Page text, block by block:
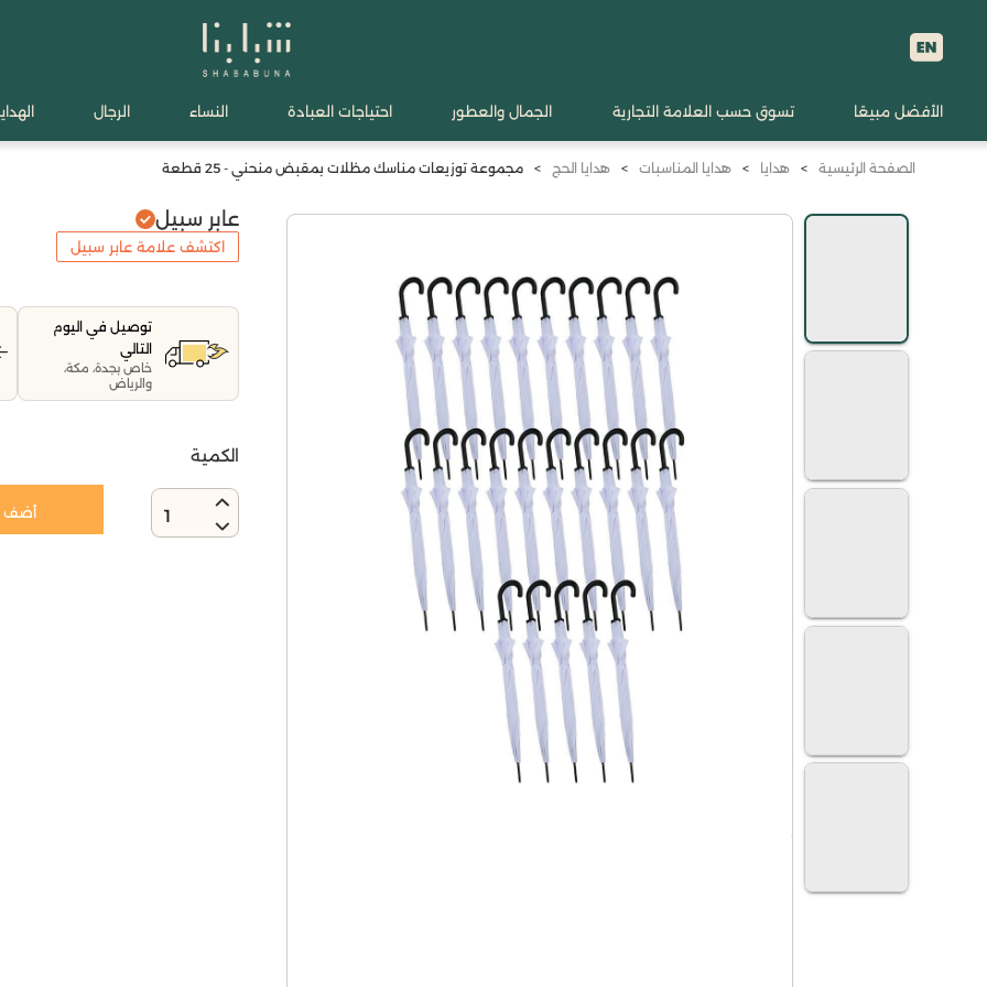
الأفضل مبيعًا تسوق حسب العلامة التجارية الجمال والعطور احتياجات العبادة النساء الرجال
الصفحة الرئيسية > هدايا > هدايا المناسبات > هدايا الحج > مجموعة توزيعات مناسك مظلات بمقبض منحني - 25 قطعة
عابر سبيل
اكتشف علامة عابر سبيل
توصيل في اليوم
التالي
خاص بجدة، مكة،
والرياض
الكمية
1 أضف